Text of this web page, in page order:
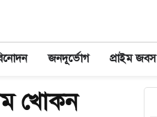
জনদূর্ভোগ প্রাইম জবস
খোকন